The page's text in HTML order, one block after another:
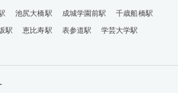
池尻大橋駅 成城学園前駅
千歳船橋駅
駅 恵比寿駅 表参道駅
学芸大学駅